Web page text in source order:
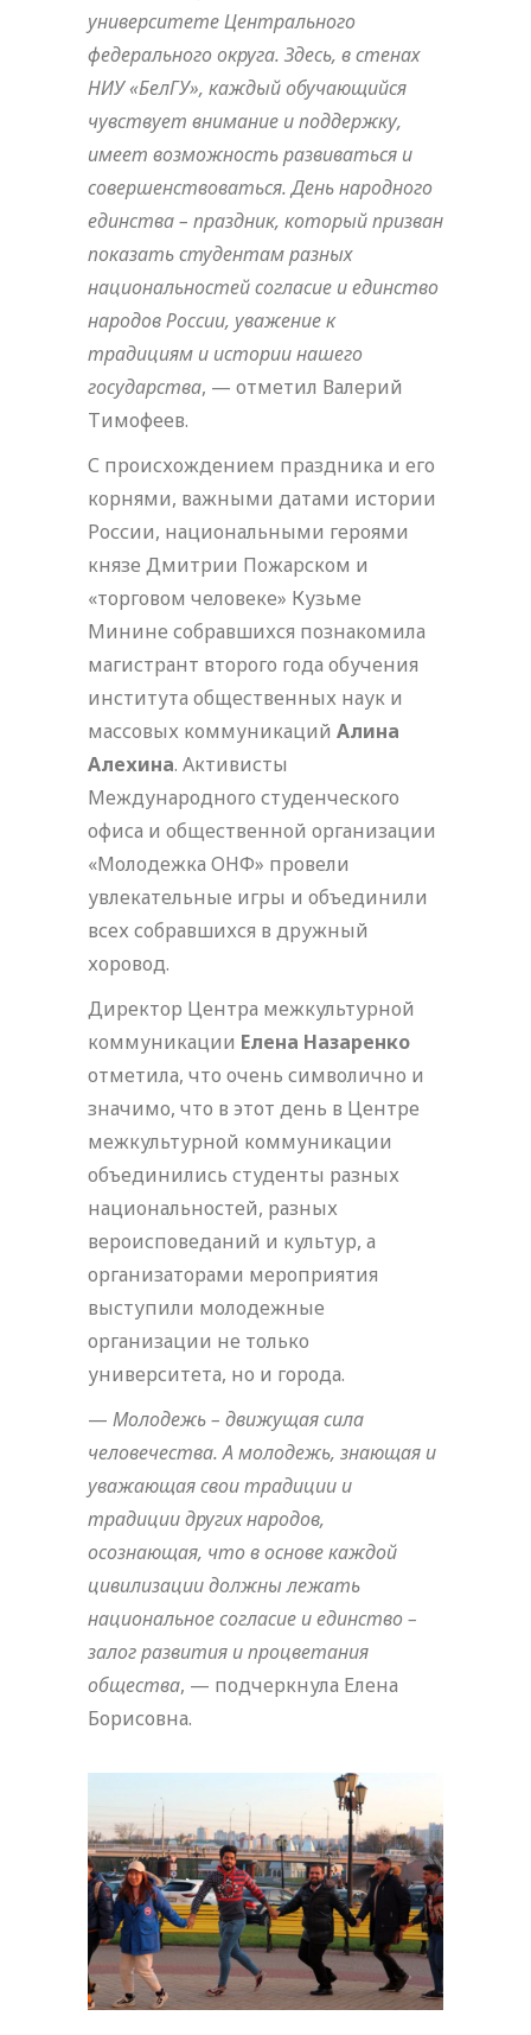
университете Центрального
федерального округа. Здесь, в стенах
НИУ «БелГУ», каждый обучающийся
чувствует внимание и поддержку,
имеет возможность развиваться и
совершенствоваться. День народного
единства – праздник, который призван
показать студентам разных
национальностей согласие и единство
народов России, уважение к
традициям и истории нашего
государства, — отметил Валерий
Тимофеев.
С происхождением праздника и его
корнями, важными датами истории
России, национальными героями
князе Дмитрии Пожарском и
«торговом человеке» Кузьме
Минине собравшихся познакомила
магистрант второго года обучения
института общественных наук и
массовых коммуникаций Алина
Алехина. Активисты
Международного студенческого
офиса и общественной организации
«Молодежка ОНФ» провели
увлекательные игры и объединили
всех собравшихся в дружный
хоровод.
Директор Центра межкультурной
коммуникации Елена Назаренко
отметила, что очень символично и
значимо, что в этот день в Центре
межкультурной коммуникации
объединились студенты разных
национальностей, разных
вероисповеданий и культур, а
организаторами мероприятия
выступили молодежные
организации не только
университета, но и города.
— Молодежь – движущая сила
человечества. А молодежь, знающая и
уважающая свои традиции и
традиции других народов,
осознающая, что в основе каждой
цивилизации должны лежать
национальное согласие и единство –
залог развития и процветания
общества, — подчеркнула Елена
Борисовна.